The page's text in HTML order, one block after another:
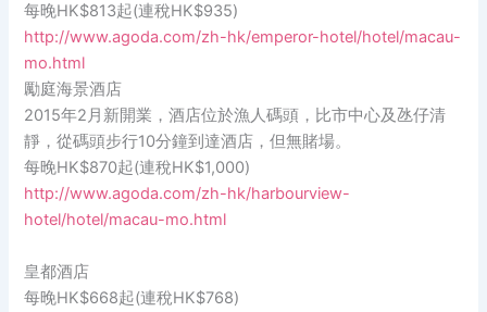
每晚HK$813起(連稅HK$935)
http://www.agoda.com/zh-hk/emperor-hotel/hotel/macau-
mo.html
勵庭海景酒店
2015年2月新開業，酒店位於漁人碼頭，比市中心及氹仔清
靜，從碼頭步行10分鐘到達酒店，但無賭場。
每晚HK$870起(連稅HK$1,000)
http://www.agoda.com/zh-hk/harbourview-
hotel/hotel/macau-mo.html
皇都酒店
每晚HK$668起(連稅HK$768)